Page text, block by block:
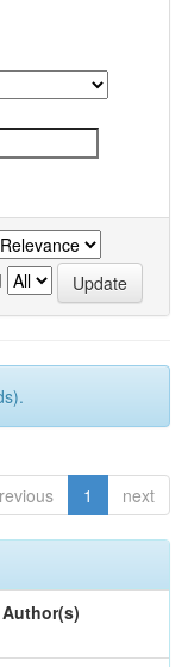
1 next
Author(s)